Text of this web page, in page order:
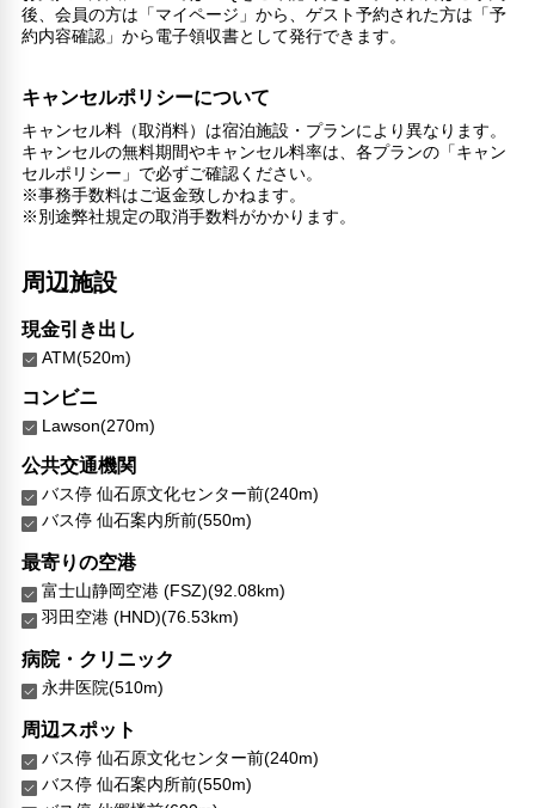
ゴルフコース（3km圏内）
リラックス
マッサージ
サウナ
スパ
喫煙所
スパ/サウナ
こだわりの設備
温泉
ショップ
ガーデン
館内施設・便利なサービス
荷物預かりサービス
バリアフリー対応
バリアフリー設備
対応言語
英語
日本語
その他サービス
24時間フロント対応
共用ラウンジ/TVエリア
セーフティボックス（フロント）
禁煙
後、会員の方は「マイページ」から、ゲスト予約された方は「予
約内容確認」から電子領収書として発行できます。
キャンセルポリシーについて
キャンセル料（取消料）は宿泊施設・プランにより異なります。
キャンセルの無料期間やキャンセル料率は、各プランの「キャン
セルポリシー」で必ずご確認ください。
※事務手数料はご返金致しかねます。
※別途弊社規定の取消手数料がかかります。
周辺施設
現金引き出し
ATM(520m)
コンビニ
Lawson(270m)
公共交通機関
バス停 仙石原文化センター前(240m)
バス停 仙石案内所前(550m)
最寄りの空港
富士山静岡空港 (FSZ)(92.08km)
羽田空港 (HND)(76.53km)
病院・クリニック
永井医院(510m)
周辺スポット
バス停 仙石原文化センター前(240m)
バス停 仙石案内所前(550m)